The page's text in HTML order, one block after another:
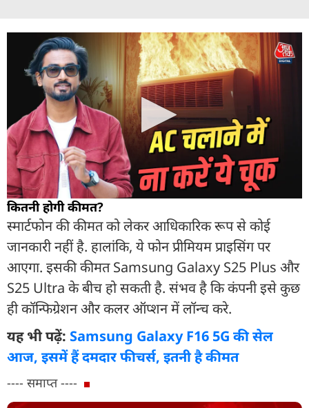
कितनी होगी कीमत?
स्मार्टफोन की कीमत को लेकर आधिकारिक रूप से कोई
जानकारी नहीं है. हालांकि, ये फोन प्रीमियम प्राइसिंग पर
आएगा. इसकी कीमत Samsung Galaxy S25 Plus और
S25 Ultra के बीच हो सकती है. संभव है कि कंपनी इसे कुछ
ही कॉन्फिग्रेशन और कलर ऑप्शन में लॉन्च करे.
यह भी पढ़ें: Samsung Galaxy F16 5G की सेल
आज, इसमें हैं दमदार फीचर्स, इतनी है कीमत
---- समाप्त ----